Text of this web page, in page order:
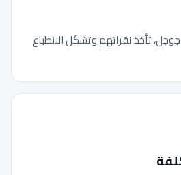
تأخذ نقراتهم وتشكّل الانطباع